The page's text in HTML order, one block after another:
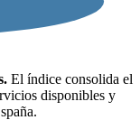
El índice consolida el
disponibles y